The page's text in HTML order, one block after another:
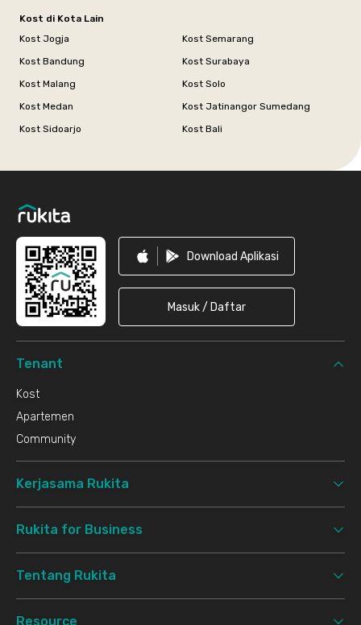
Kost di Kota Lain
Kost Jogja
Kost Semarang
Kost Bandung
Kost Surabaya
Kost Malang
Kost Solo
Kost Medan
Kost Jatinangor Sumedang
Kost Sidoarjo
Kost Bali
Download Aplikasi
Masuk / Daftar
Tenant
Kost
Apartemen
Community
Kerjasama Rukita
Rukita for Business
Tentang Rukita
Resource